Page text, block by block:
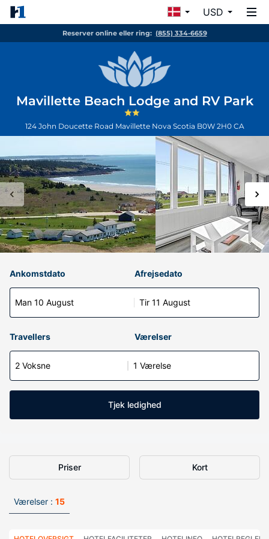
USD
Reserver online eller ring: (855) 334-6659
Mavillette Beach Lodge and RV Park
124 John Doucette Road Mavillette Nova Scotia B0W 2H0 CA
Ankomstdato
Man 10 August
Afrejsedato
Tir 11 August
Travellers Værelser
2 Voksne 1 Værelse
Tjek ledighed
Priser Kort
Værelser : 15